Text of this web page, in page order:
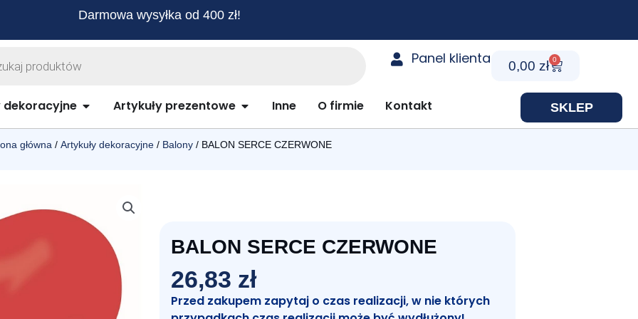
Darmowa wysyłka od 400 zł!
Panel klienta 0,00 zł 0
Cart
i szkolne
dekoracyjne Open Artykuły dekoracyjne
Artykuły prezentowe Open Artykuły prezentowe
Inne O firmie Kontakt SKLEP
główna / Artykuły dekoracyjne / Balony / BALON SERCE CZERWONE
BALON SERCE CZERWONE
26,83 zł
Przed zakupem zapytaj o czas realizacji, w nie których